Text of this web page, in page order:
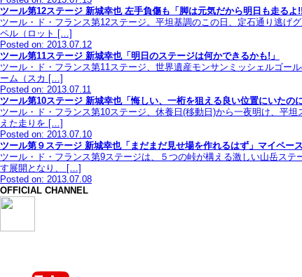
ツール第12ステージ 新城幸也 左手負傷も「脚は元気だから明日も走るよ!!
ツール・ド・フランス第12ステージ。平坦基調のこの日、定石通り逃げ
ペル（ロット […]
Posted on: 2013.07.12
ツール第11ステージ 新城幸也「明日のステージは何かできるかも!」
ツール・ド・フランス第11ステージ、世界遺産モンサンミッシェルゴー
ーム（スカ […]
Posted on: 2013.07.11
ツール第10ステージ 新城幸也「悔しい、一桁を狙える良い位置にいたのに
ツール・ド・フランス第10ステージ、休養日(移動日)から一夜明け、平
えた走りを […]
Posted on: 2013.07.10
ツール第９ステージ 新城幸也「まだまだ見せ場を作れるはず」マイペー
ツール・ド・フランス第9ステージは、５つの峠が構える激しい山岳ス
す展開となり、 […]
Posted on: 2013.07.08
OFFICIAL CHANNEL